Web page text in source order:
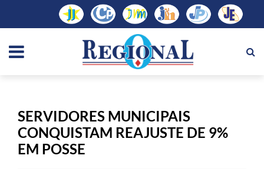
SERVIDORES MUNICIPAIS
CONQUISTAM REAJUSTE DE 9%
EM POSSE